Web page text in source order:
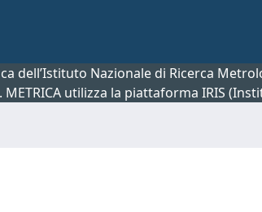
dell’Istituto Nazionale di Ricerca
utilizza la piattaforma IRIS